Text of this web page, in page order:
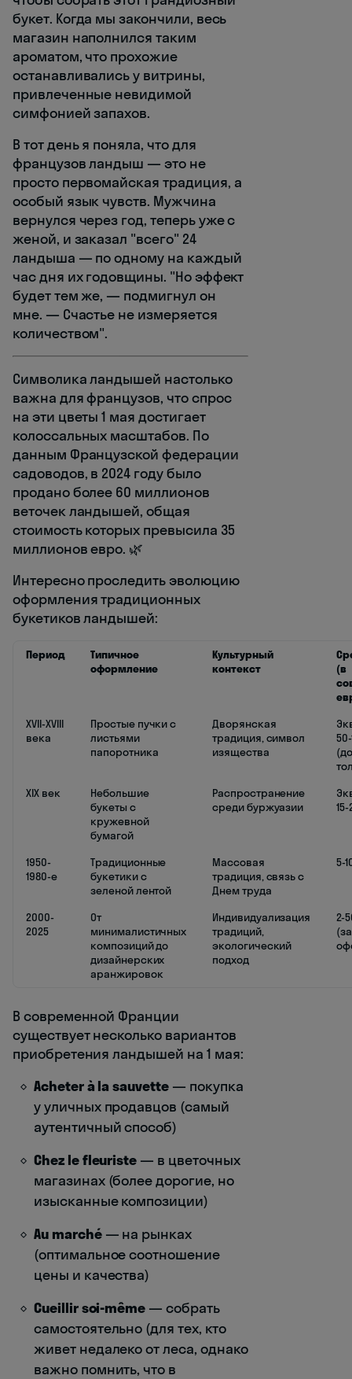
букет. Когда мы закончили, весь
магазин наполнился таким
ароматом, что прохожие
останавливались у витрины,
привлеченные невидимой
симфонией запахов.
В тот день я поняла, что для
французов ландыш — это не
просто первомайская традиция, а
особый язык чувств. Мужчина
вернулся через год, теперь уже с
женой, и заказал "всего" 24
ландыша — по одному на каждый
час дня их годовщины. "Но эффект
будет тем же, — подмигнул он
мне. — Счастье не измеряется
количеством".
Символика ландышей настолько
важна для французов, что спрос
на эти цветы 1 мая достигает
колоссальных масштабов. По
данным Французской федерации
садоводов, в 2024 году было
продано более 60 миллионов
веточек ландышей, общая
стоимость которых превысила 35
миллионов евро. 🌿
Интересно проследить эволюцию
оформления традиционных
букетиков ландышей:
Период
Типичное
оформление
Культурный
контекст
(в
XVII-XVIII
века
Простые пучки с
листьями
папоротника
Дворянская
традиция, символ
изящества
XIX век
Небольшие
букеты с
кружевной
бумагой
Распространение
среди буржуазии
1950-
1980-е
Традиционные
букетики с
зеленой лентой
Массовая
традиция, связь с
Днем труда
5-
2000-
2025
От
минималистичных
композиций до
дизайнерских
аранжировок
Индивидуализация
традиций,
экологический
подход
2-
В современной Франции
существует несколько вариантов
приобретения ландышей на 1 мая:
Acheter à la sauvette— покупка
у уличных продавцов (самый
аутентичный способ)
Chez le fleuriste — в цветочных
магазинах (более дорогие, но
изысканные композиции)
Au marché— на рынках
(оптимальное соотношение
цены и качества)
Cueillir soi-même — собрать
самостоятельно (для тех, кто
живет недалеко от леса, однако
важно помнить, что в